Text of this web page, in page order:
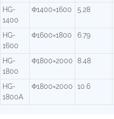
HG-
1400
Φ1400×1600 5.28
HG-
1600
Φ1600×1800 6.79
HG-
1800
Φ1800×2000 8.48
HG-
1800A
Φ1800×2000 10.6